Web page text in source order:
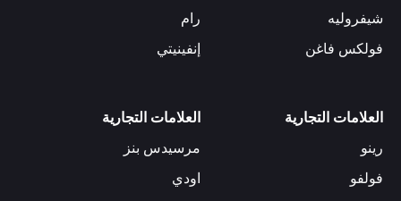
شيفروليه
فولكس فاغن
رام
إنفينيتي
العلامات التجارية
رينو
فولفو
العلامات التجارية
مرسيدس بنز
اودي